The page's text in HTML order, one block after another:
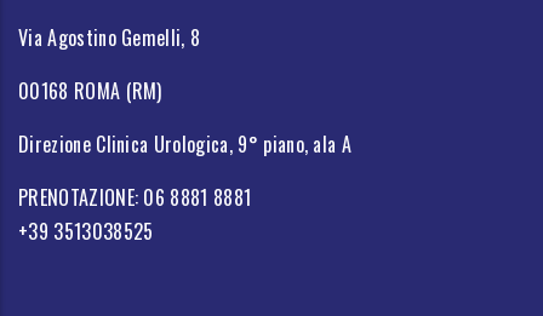
Via Agostino Gemelli, 8
00168 ROMA (RM)
Direzione Clinica Urologica, 9° piano, ala A
PRENOTAZIONE: 06 8881 8881
+39 3513038525